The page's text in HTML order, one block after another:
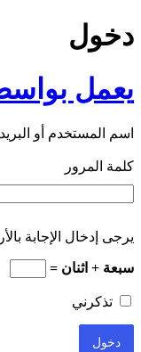
دخول
يعمل
اسم المستخدم أو
كلمة المرور
يرجى إدخال الإجابة
سبعة + اثنان =
تذكرني